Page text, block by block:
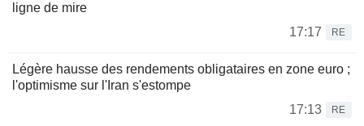
ligne de mire
17:17
RE
Légère hausse des rendements obligataires en zone euro ;
l'optimisme sur l'Iran s'estompe
17:13
RE